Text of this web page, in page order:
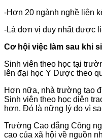
-Hơn 20 ngành nghề liên
-Là đơn vị duy nhất được
Cơ hội việc làm sau khi
Sinh viên theo học tại
lên đại học Y Dược theo
Hơn nữa, nhà trường tạo
Sinh viên theo học diện
hơn. Đó là nững lý do vì
Trường Cao đẳng Công
cao của xã hội về nguồn